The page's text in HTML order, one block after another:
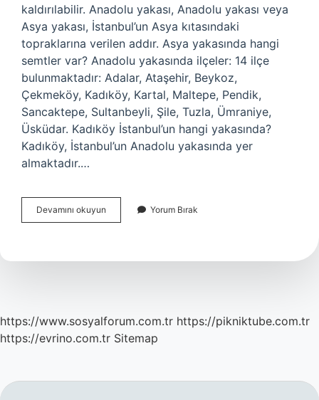
kaldırılabilir. Anadolu yakası, Anadolu yakası veya
Asya yakası, İstanbul’un Asya kıtasındaki
topraklarına verilen addır. Asya yakasında hangi
semtler var? Anadolu yakasında ilçeler: 14 ilçe
bulunmaktadır: Adalar, Ataşehir, Beykoz,
Çekmeköy, Kadıköy, Kartal, Maltepe, Pendik,
Sancaktepe, Sultanbeyli, Şile, Tuzla, Ümraniye,
Üsküdar. Kadıköy İstanbul’un hangi yakasında?
Kadıköy, İstanbul’un Anadolu yakasında yer
almaktadır.…
Devamını okuyun
İStanbulun
Yakin
Yorum Bırak
https://www.sosyalforum.com.tr https://pikniktube.com.tr
https://evrino.com.tr Sitemap